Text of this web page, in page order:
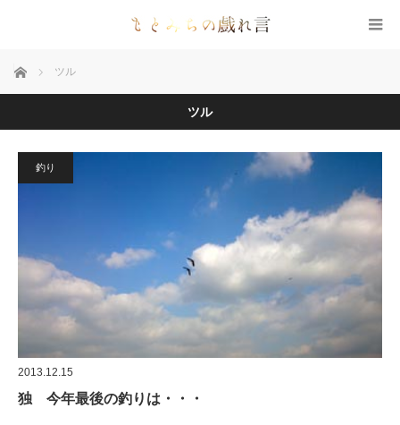
ホーム ツル
ツル
釣り
2013.12.15
独 今年最後の釣りは・・・